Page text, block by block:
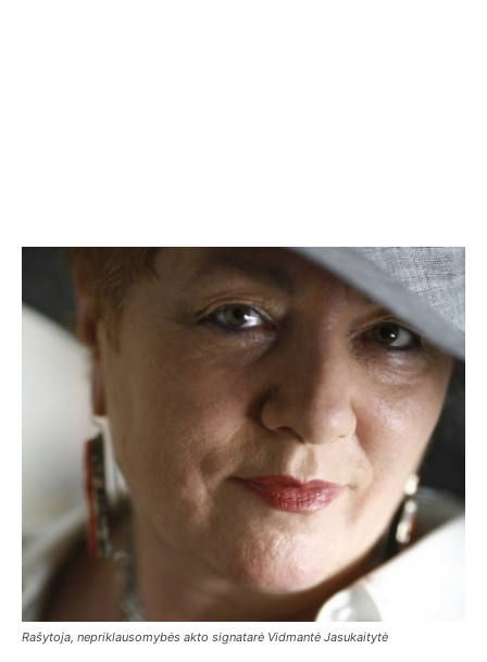
Rašytoja, nepriklausomybės akto signatarė Vidmantė Jasukaitytė